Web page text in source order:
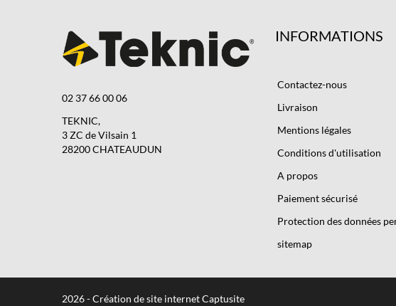
02 37 66 00 06
TEKNIC,
3 ZC de Vilsain 1
28200 CHATEAUDUN
INFORMATIONS
Contactez-nous
Livraison
Mentions légales
Conditions d'utilisation
A propos
Paiement sécurisé
Protection des données
sitemap
2026 - Création de site internet Captusite